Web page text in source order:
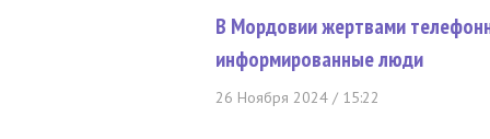
В Мордовии жертвами
информированные люди
26 Ноября 2024 / 15:22